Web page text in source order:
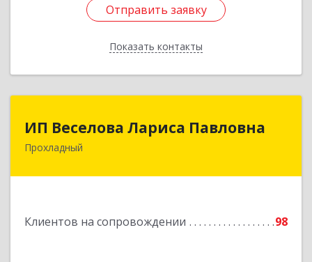
Отправить заявку
Показать контакты
Отправить заявку
Назад
ИП Веселова Лариса Павловна
Прохладный
Клиентов на сопровождении 98